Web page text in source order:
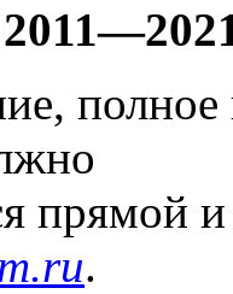
прямой
.